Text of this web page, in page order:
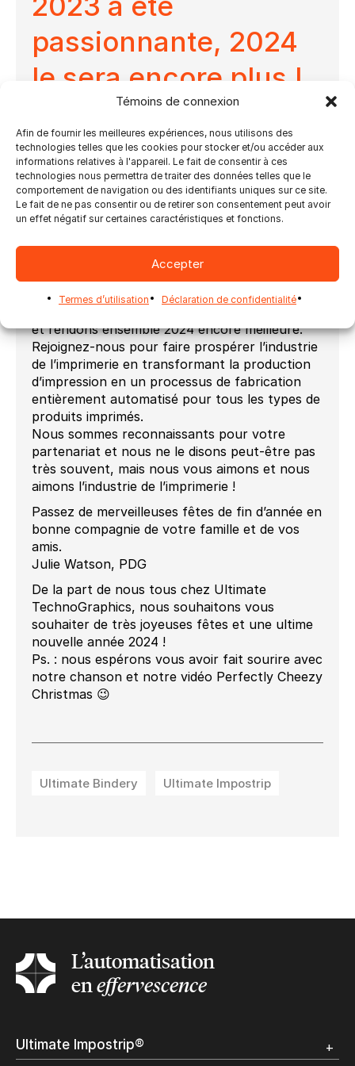
Témoins de connexion
Afin de fournir les meilleures expériences, nous utilisons des
technologies telles que les cookies pour stocker et/ou accéder aux
informations relatives à l'appareil. Le fait de consentir à ces
technologies nous permettra de traiter des données telles que le
comportement de navigation ou des identifiants uniques sur ce site.
Le fait de ne pas consentir ou de retirer son consentement peut avoir
un effet négatif sur certaines caractéristiques et fonctions.
Accepter
Termes d’utilisation Déclaration de confidentialité
passionnante, 2024
le sera encore plus !
vous ! Vous nous poussez à innover, à
développer et à mettre sur le marché des
solutions de pointe. En 2023, nous avons publié
plusieurs versions majeures et visons à offrir
des niveaux d’automatisation plus élevés à nos
clients et partenaires du monde entier. C’est ce
que nous recherchons, alors continuez à
repousser nos limites et à nous mettre au défi
Merci de nous aider à réaliser de grandes
et rendons ensemble 2024 encore meilleure.
Rejoignez-nous pour faire prospérer l’industrie
de l’imprimerie en transformant la production
d’impression en un processus de fabrication
entièrement automatisé pour tous les types de
produits imprimés.
Nous sommes reconnaissants pour votre
partenariat et nous ne le disons peut-être pas
très souvent, mais nous vous aimons et nous
aimons l’industrie de l’imprimerie !
Passez de merveilleuses fêtes de fin d’année en
bonne compagnie de votre famille et de vos
amis.
Julie Watson, PDG
De la part de nous tous chez Ultimate
TechnoGraphics, nous souhaitons vous
souhaiter de très joyeuses fêtes et une ultime
nouvelle année 2024 !
Ps. : nous espérons vous avoir fait sourire avec
notre chanson et notre vidéo Perfectly Cheezy
Christmas 😉
Ultimate Bindery Ultimate Impostrip
L’automatisation
eneffervescence
Ultimate Impostrip®